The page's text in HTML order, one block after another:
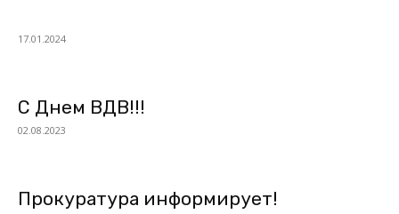
17.01.2024
С Днем ВДВ!!!
02.08.2023
Прокуратура информирует!